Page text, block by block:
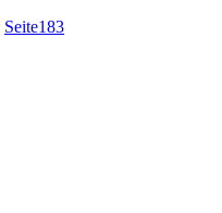
Seite183